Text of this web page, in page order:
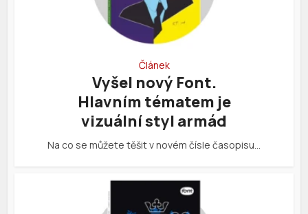
Článek
Vyšel nový Font.
Hlavním tématem je
vizuální styl armád
Na co se můžete těšit v novém čísle časopisu…